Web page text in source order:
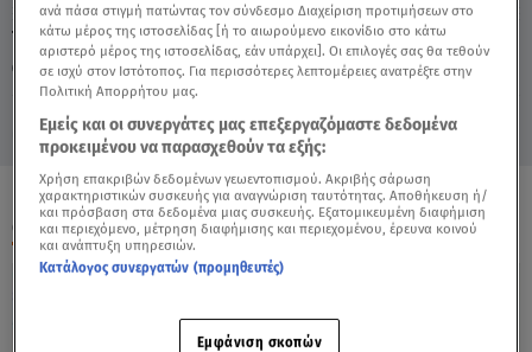
Τετάρτη 5 Αυγούστου 2026
15.06.26, 10:10 CELEBRITIES & GOSSIP ΝΕΑ
ΟΛΑ ΤΑ ΒΙΝΤΕΟ
ανά πάσα στιγμή πατώντας τον σύνδεσμο Διαχείριση προτιμήσεων στο
κάτω μέρος της ιστοσελίδας [ή το αιωρούμενο εικονίδιο στο κάτω
αριστερό μέρος της ιστοσελίδας, εάν υπάρχει]. Οι επιλογές σας θα τεθούν
σε ισχύ στον Ιστότοπος. Για περισσότερες λεπτομέρειες ανατρέξτε στην
Πολιτική Απορρήτου μας.
Εμείς και οι συνεργάτες μας επεξεργαζόμαστε δεδομένα
προκειμένου να παρασχεθούν τα εξής:
Χρήση επακριβών δεδομένων γεωεντοπισμού. Ακριβής σάρωση
χαρακτηριστικών συσκευής για αναγνώριση ταυτότητας. Αποθήκευση ή/
και πρόσβαση στα δεδομένα μιας συσκευής. Εξατομικευμένη διαφήμιση
και περιεχόμενο, μέτρηση διαφήμισης και περιεχομένου, έρευνα κοινού
και ανάπτυξη υπηρεσιών.
Κατάλογος συνεργατών (προμηθευτές)
Εμφάνιση σκοπών